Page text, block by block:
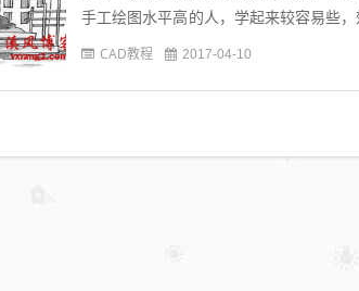
手工绘图水平高的人，学起来较容易些
序渐进的方式，先了解计算机绘图的基本
CAD教程 2017-04-10